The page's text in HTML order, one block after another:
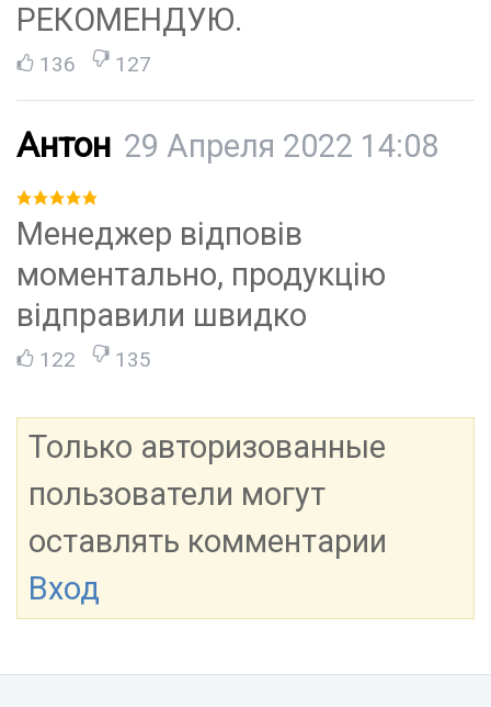
РЕКОМЕНДУЮ.
136 127
Антон 29 Апреля 2022 14:08
Менеджер відповів
моментально, продукцію
відправили швидко
122 135
Только авторизованные
пользователи могут
оставлять комментарии
Вход